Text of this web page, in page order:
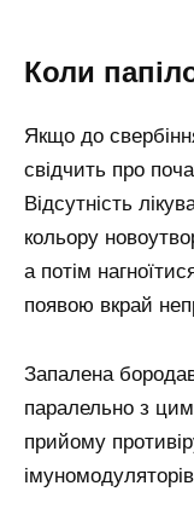
Коли
Якщо до
свідчить про
Відсутність
кольору
а потім
появою вкрай
Запалена
паралельно з
прийому